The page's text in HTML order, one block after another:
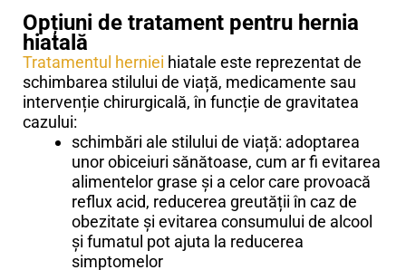
Opțiuni de tratament pentru hernia
hiatală
Tratamentul herniei hiatale este reprezentat de
schimbarea stilului de viață, medicamente sau
intervenție chirurgicală, în funcție de gravitatea
cazului:
schimbări ale stilului de viață: adoptarea
unor obiceiuri sănătoase, cum ar fi evitarea
alimentelor grase și a celor care provoacă
reflux acid, reducerea greutății în caz de
obezitate și evitarea consumului de alcool
și fumatul pot ajuta la reducerea
simptomelor